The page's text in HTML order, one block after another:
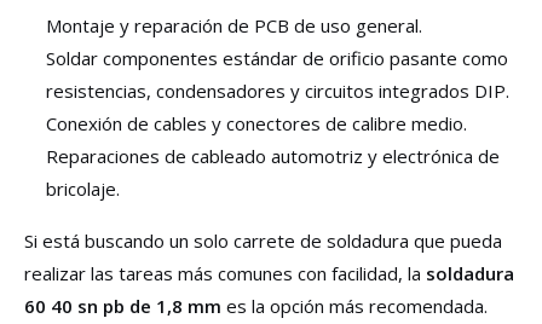
Montaje y reparación de PCB de uso general.
Soldar componentes estándar de orificio pasante como
resistencias, condensadores y circuitos integrados DIP.
Conexión de cables y conectores de calibre medio.
Reparaciones de cableado automotriz y electrónica de
bricolaje.
Si está buscando un solo carrete de soldadura que pueda
realizar las tareas más comunes con facilidad, la soldadura
60 40 sn pb de 1,8 mm es la opción más recomendada.